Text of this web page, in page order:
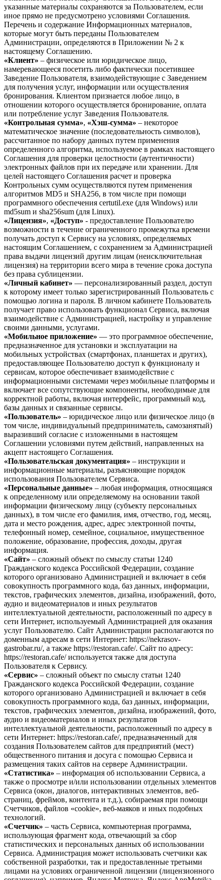
указанные материалы сохраняются за Пользователем, если
иное прямо не предусмотрено условиями Соглашения.
Перечень и содержание Информационных материалов,
которые могут быть переданы Пользователем
Администрации, определяются в Приложении № 2 к
настоящему Соглашению.
«Клиент» – физическое или юридическое лицо,
намеревающееся посетить либо фактически посетившее
Заведение Пользователя, взаимодействующие с Заведением
для получения услуг, информации или осуществления
бронирования. Клиентом признается любое лицо, в
отношении которого осуществляется бронирование, оплата
или потребление услуг Заведения Пользователя.
«Контрольная сумма», «Хэш-сумма» – некоторое
математическое значение (последовательность символов),
рассчитанное по набору данных путем применения
определенного алгоритма, используемое в рамках настоящего
Соглашения для проверки целостности (аутентичности)
электронных файлов при их передаче или хранении. Для
целей настоящего Соглашения расчет и проверка
Контрольных сумм осуществляются путем применения
алгоритмов MD5 и SHA256, в том числе при помощи
программного обеспечения certutil.exe (для Windows) или
md5sum и sha256sum (для Linux).
«Лицензия», «Доступ» - предоставление Пользователю
возможности в течение ограниченного промежутка времени
получать доступ к Сервису на условиях, определяемых
настоящим Соглашением, с сохранением за Администрацией
права выдачи лицензий другим лицам (неисключительная
лицензия) на территории всего мира в течение срока доступа
без права сублицензии.
«Личный кабинет» — персонализированный раздел, доступ
к которому имеет только зарегистрированный Пользователь с
помощью логина и пароля. В личном кабинете Пользователь
получает право использовать функционал Сервиса, включая
взаимодействие с Администрацией, настройку и управление
своими данными, услугами.
«Мобильное приложение» — это программное обеспечение,
предназначенное для установки и эксплуатации на
мобильных устройствах (смартфонах, планшетах и других),
предоставляющее Пользователю доступ к функционалу и
сервисам, которое обеспечивает взаимодействие с
информационными системами через мобильные платформы и
включает все сопутствующие компоненты, необходимые для
корректной работы, включая интерфейс, программный код,
базы данных и связанные сервисы.
«Пользователь» – юридическое лицо или физическое лицо (в
том числе, индивидуальный предприниматель, самозанятый)
выразивший согласие с изложенными в настоящем
Соглашении условиями путем действий, направленных на
акцепт настоящего Соглашения.
«Пользовательская документация» – инструкции и
информационные материалы, разъясняющие порядок
использования Пользователем Сервиса.
«Персональные данные» – любая информация, относящаяся
к определенному или определяемому на основании такой
информации физическому лицу (субъекту персональных
данных), в том числе его фамилия, имя, отчество, год, месяц,
дата и место рождения, адрес, адрес электронной почты,
телефонный номер, семейное, социальное, имущественное
положение, образование, профессия, доходы, другая
информация.
«Сайт» – сложный объект по смыслу статьи 1240
Гражданского кодекса Российской Федерации, создание
которого организовано Администрацией и включает в себя
совокупность программного кода, баз данных, информации,
текстов, графических элементов, дизайна, изображений, фото,
аудио и видеоматериалов и иных результатов
интеллектуальной деятельности, расположенный по адресу в
сети Интернет, используемый Администрацией для оказания
услуг Пользователю. Сайт Администрации располагаются по
доменным адресам в сети Интернет: https://nekrasov-
gastrobar.ru/, а также https://restoran.cafe/. Сайт по адресу:
https://restoran.cafe/ используется также для доступа
Пользователя к Сервису.
«Сервис» – сложный объект по смыслу статьи 1240
Гражданского кодекса Российской Федерации, создание
которого организовано Администрацией и включает в себя
совокупность программного кода, баз данных, информации,
текстов, графических элементов, дизайна, изображений, фото,
аудио и видеоматериалов и иных результатов
интеллектуальной деятельности, расположенный по адресу в
сети Интернет: https://restoran.cafe/, предназначенный для
создания Пользователем сайтов для предприятий (мест)
общественного питания и досуга с помощью Сервиса и
размещения таких сайтов на сервере Администрации.
«Статистика» – информация об использовании Сервиса, а
также о просмотре и/или использовании отдельных элементов
Сервиса (окон, диалогов, интерактивных элементов, веб-
страниц, фреймов, контента и т.д.), собираемая при помощи
Счетчиков, файлов «cookie», веб-маяков и иных подобных
технологий.
«Счетчик» – часть Сервиса, компьютерная программа,
использующая фрагмент кода, отвечающий за сбор
статистических и персональных данных об использовании
Сервиса. Администрация может использовать счетчики как
собственной разработки, так и предоставленные третьими
лицами на условиях ограниченной лицензии (лицензионного